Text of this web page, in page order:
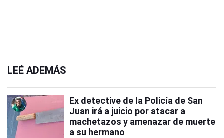
LEÉ ADEMÁS
Ex detective de la Policía de San
Juan irá a juicio por atacar a
machetazos y amenazar de muerte
a su hermano